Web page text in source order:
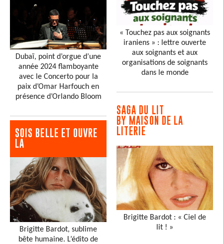
Dubaï, point d’orgue d’une
année 2024 flamboyante
avec le Concerto pour la
paix d’Omar Harfouch en
présence d’Orlando Bloom
SOIS BELLE ET OUVRE
LA
Brigitte Bardot, sublime
bête humaine. L’édito de
« Touchez pas aux soignants
iraniens » : lettre ouverte
aux soignants et aux
organisations de soignants
dans le monde
SAGA DU LIT
BY MAISON DE LA
LITERIE
Brigitte Bardot : « Ciel de
lit ! »